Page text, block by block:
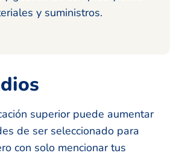
y suministros.
superior puede aumentar
de ser seleccionado para
con solo mencionar tus